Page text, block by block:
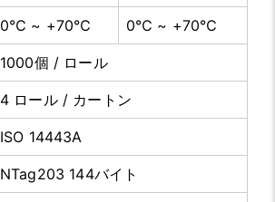
0℃ ~ +70℃ 0℃ ~ +70℃
1000個 / ロール
4 ロール / カートン
ISO 14443A
NTag203 144バイト